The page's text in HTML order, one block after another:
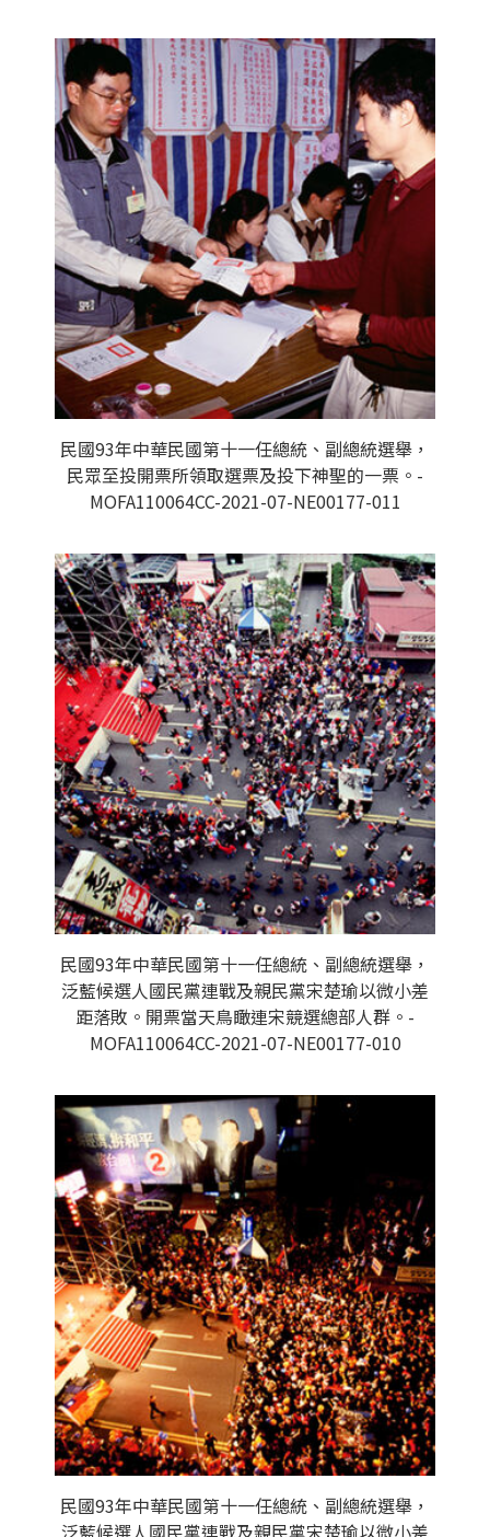
民國93年中華民國第十一任總統、副總統選舉，
民眾至投開票所領取選票及投下神聖的一票。-
MOFA110064CC-2021-07-NE00177-011
民國93年中華民國第十一任總統、副總統選舉，
泛藍候選人國民黨連戰及親民黨宋楚瑜以微小差
距落敗。開票當天鳥瞰連宋競選總部人群。-
MOFA110064CC-2021-07-NE00177-010
民國93年中華民國第十一任總統、副總統選舉，
泛藍候選人國民黨連戰及親民黨宋楚瑜以微小差